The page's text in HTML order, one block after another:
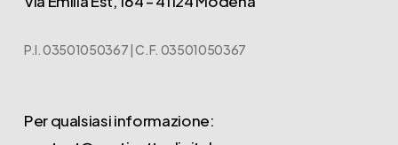
P.I. 03501050367 | C.F. 03501050367
Per qualsiasi informazione: